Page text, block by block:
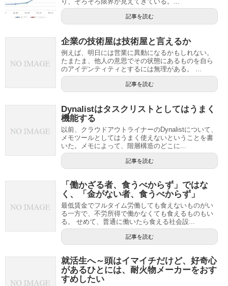
記事を読む
企業の技術屋は技術屋と言えるか
例えば、明日には営業に異動になるかもしれない。
たまたま、他人の意思でその状態にあるものを自ら
のアイデンティティとするには無理がある。 ...
記事を読む
Dynalistはタスクリストとしてはうまく
機能する
以前、クラウドアウトライナーのDynalistについて、
メモツールとしてはうまく使えないということを書
いた。メモによって、階層構造のどこに...
記事を読む
「働かざる者、食うべからず」ではな
く、「金がない者、食うべからず」
最低賃金でフルタイム労働しても食えないものがい
る一方で、不労所得で働かなくても食えるものもい
る。 せめて、普通に働いたら食える社会設...
記事を読む
就活生へ～頭はイマイチだけど、好奇心
があるひとには、耐火物メーカーをおす
すめしたい